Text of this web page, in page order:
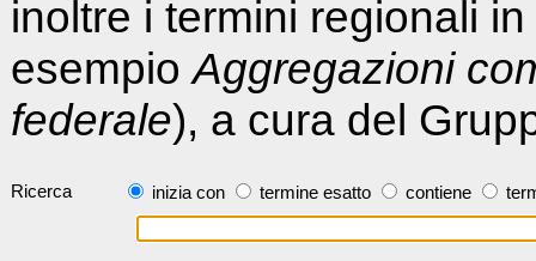
inoltre i termini regionali
esempioAggregazioni
federale), a cura del
Ricerca inizia con termine esatto contiene